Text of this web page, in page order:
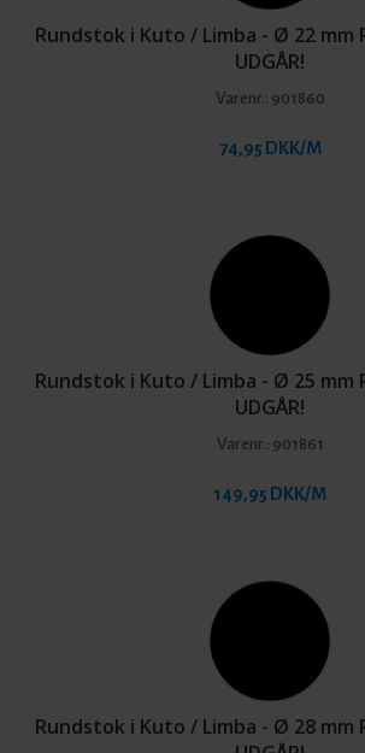
Rundstok i Kuto / Limba - Ø 22 mm
UDGÅR!
Varenr.: 901860
74,95 DKK/M
Rundstok i Kuto / Limba - Ø 25 mm
UDGÅR!
Varenr.: 901861
149,95 DKK/M
Rundstok i Kuto / Limba - Ø 28 mm